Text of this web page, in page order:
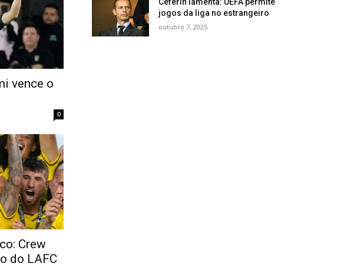
vence o
0
Crew
do LAFC
Ceferin lamenta: UEFA permite
jogos da liga no estrangeiro
outubro 7, 2025